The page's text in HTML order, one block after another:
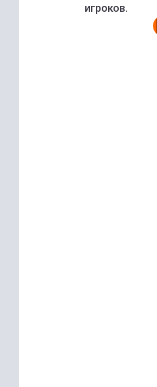
игроков.